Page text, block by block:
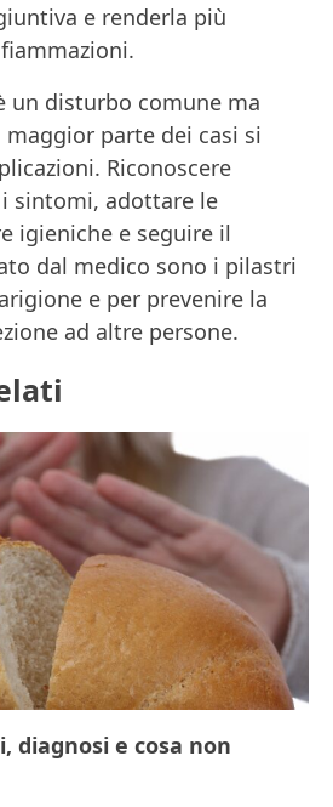
e renderla più
un disturbo comune ma
parte dei casi si
Riconoscere
sintomi, adottare le
igieniche e seguire il
dal medico sono i pilastri
e per prevenire la
ad altre persone.
diagnosi e cosa non